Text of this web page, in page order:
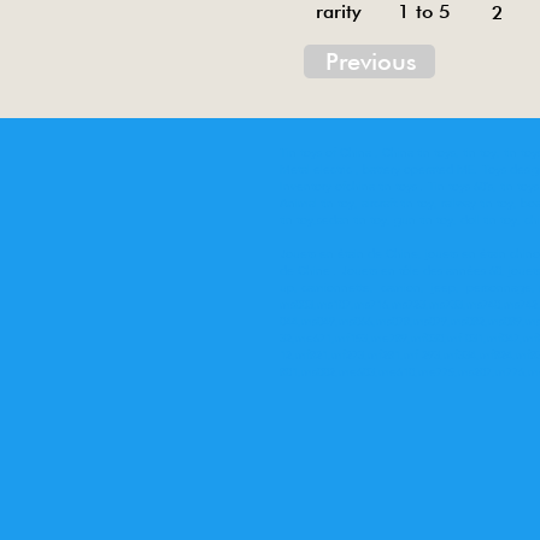
rarity 1 to 5 2
Previous
Tin toys of China , China tin toys, tin toy, tin
Inventory ofchina tin toys . Tin toys 60’s, tin
Animal tin toy, aircraft tin toy, railway tin toy,
tin toy,sedan tin toy, gun tin toy, doll tin toy,
Jouets en étain de Chine, jouets en étain
de Chine . Jouets en tôle des années 60,
up, camionnette, camion, jeep,
32,me671,mf153,me789,mf030,mf
12,mf821,mf273,mf281,mf